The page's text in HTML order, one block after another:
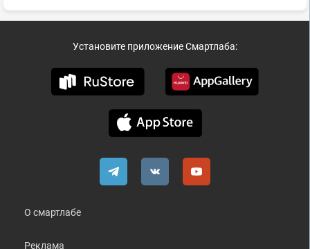
Установите приложение Смартлаба:
О смартлабе
Реклама